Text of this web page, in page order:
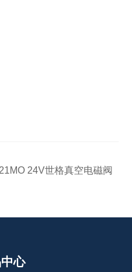
24V世格真空电磁阀
心